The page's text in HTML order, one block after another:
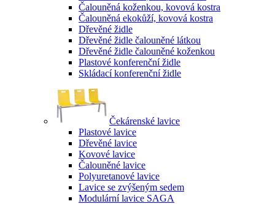
Čalouněná koženkou, kovová kostra
Čalouněná ekokůží, kovová kostra
Dřevěné židle
Dřevěné židle čalouněné látkou
Dřevěné židle čalouněné koženkou
Plastové konferenční židle
Skládací konferenční židle
Čekárenské lavice
Plastové lavice
Dřevěné lavice
Kovové lavice
Čalouněné lavice
Polyuretanové lavice
Lavice se zvýšeným sedem
Modulární lavice SAGA